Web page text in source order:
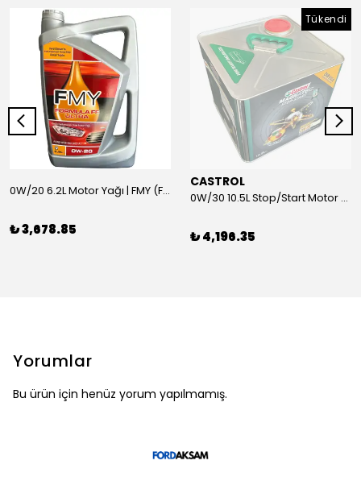
0W/20 6.2L Motor Yağı | FMY (Ford Motor Yağları)
₺ 3,678.85
Tükendi
CASTROL
0W/30 10.5L Stop/Start Motor Yağı | CASTROL
₺ 4,196.35
Yorumlar
Bu ürün için henüz yorum yapılmamış.